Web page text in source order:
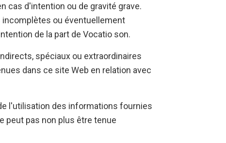
cas d'intention ou de gravité grave.
incomplètes ou éventuellement
de la part de Vocatio son.
spéciaux ou extraordinaires
dans ce site Web en relation avec
l'utilisation des informations fournies
peut pas non plus être tenue